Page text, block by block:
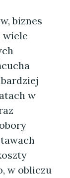
biznes
wiele
w
w obliczu